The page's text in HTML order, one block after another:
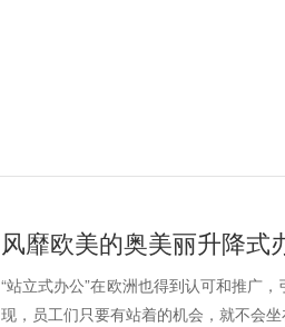
风靡欧美的奥美丽升降式
“站立式办公”在欧洲也得到认可和推广
现，员工们只要有站着的机会，就不会